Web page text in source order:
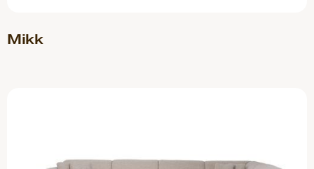
Mikk